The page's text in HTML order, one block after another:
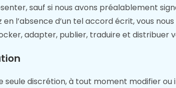
sauf si nous avons préalablement
en l’absence d’un tel accord écrit, vous
adapter, publier, traduire et
seule discrétion, à tout moment modifier